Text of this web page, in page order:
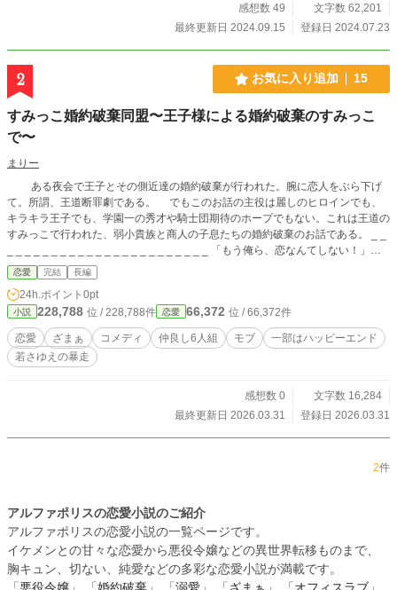
感想数 49
文字数 62,201
最終更新日 2024.09.15
登録日 2024.07.23
2 お気に入り追加 15
すみっこ婚約破棄同盟〜王子様による婚約破棄のすみっこ
で〜
まりー
ある夜会で王子とその側近達の婚約破棄が行われた。腕に恋人をぶら下げ
て。所謂、王道断罪劇である。 でもこのお話の主役は麗しのヒロインでも、
キラキラ王子でも、学園一の秀才や騎士団期待のホープでもない。これは王道の
すみっこで行われた、弱小貴族と商人の子息たちの婚約破棄のお話である。 _ _
言う小学生の息子の話を参考に書きました。登場人物の男子たちの頭は小学生レ
恋愛 完結 長編
24h.ポイント 0pt
小説 228,788 位 / 228,788件 恋愛 66,372 位 / 66,372件
恋愛 ざまぁ コメディ 仲良し6人組 モブ
一部はハッピーエンド
若さゆえの暴走
感想数 0
文字数 16,284
最終更新日 2026.03.31
登録日 2026.03.31
2件
アルファポリスの恋愛小説のご紹介
アルファポリスの恋愛小説の一覧ページです。
イケメンとの甘々な恋愛から悪役令嬢などの異世界転移ものまで、
胸キュン、切ない、純愛などの多彩な恋愛小説が満載です。